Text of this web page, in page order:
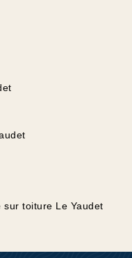
toiture Le Yaudet